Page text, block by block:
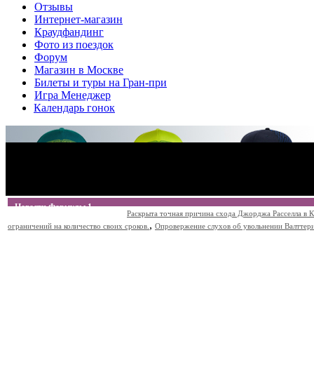
Отзывы
Интернет-магазин
Краудфандинг
Фото из поездок
Форум
Магазин в Москве
Билеты и туры на Гран-при
Игра Менеджер
Календарь гонок
Новости Формулы 1
Раскрыта точная причина схода Джорджа Расселла в
ограничений на количество своих сроков. , Опровержение слухов об увольнении